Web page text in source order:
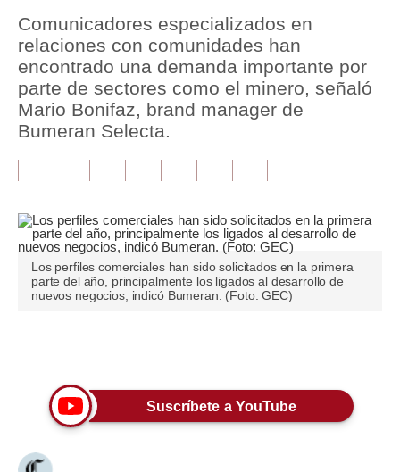
Finanzas Personales
Inmobiliarias
Plus G
Opinión
Editorial
Blogs
Tendencias
Lujo
Estilos
Comunicadores especializados en
relaciones con comunidades han
encontrado una demanda importante por
parte de sectores como el minero, señaló
Mario Bonifaz, brand manager de
Bumeran Selecta.
Los perfiles comerciales han sido solicitados en la primera
parte del año, principalmente los ligados al desarrollo de
nuevos negocios, indicó Bumeran. (Foto: GEC)
Suscríbete a YouTube